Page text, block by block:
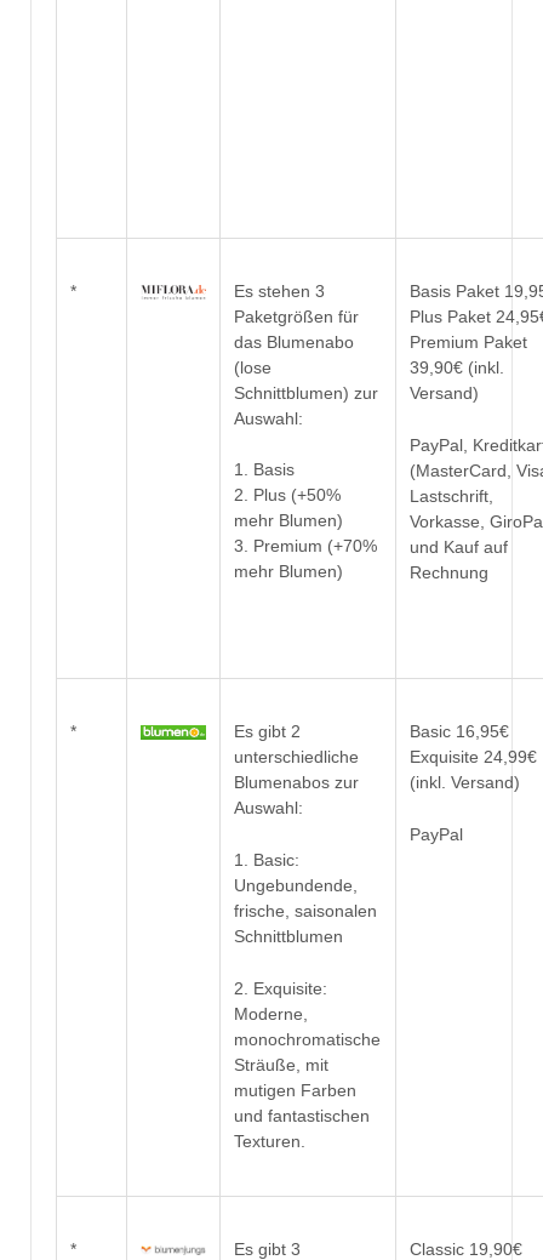
*
Es stehen 3
Paketgrößen für
das Blumenabo
(lose
Schnittblumen) zur
Auswahl:
1. Basis
2. Plus (+50%
mehr Blumen)
3. Premium (+70%
mehr Blumen)
Basis Paket
Plus Paket
Premium Paket
39,90€ (inkl.
Versand)
PayPal,
(MasterCard,
Lastschrift,
Vorkasse,
und Kauf auf
Rechnung
*
Es gibt 2
unterschiedliche
Blumenabos zur
Auswahl:
1. Basic:
Ungebundende,
frische, saisonalen
Schnittblumen
2. Exquisite:
Moderne,
monochromatische
Sträuße, mit
mutigen Farben
und fantastischen
Texturen.
Basic 16,95€
Exquisite 24,99€
(inkl. Versand)
PayPal
*
Es gibt 3
Classic 19,90€